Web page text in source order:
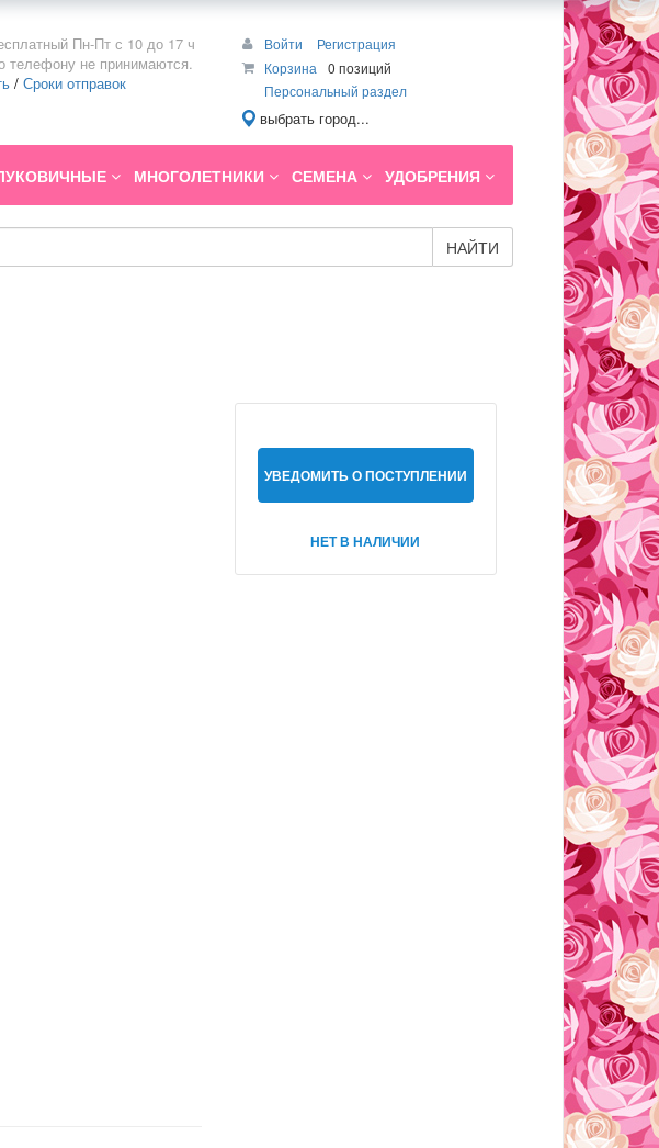
Пн-Пт с 10 до 17 ч
телефону не принимаются.
/ Сроки отправок
Войти
Регистрация
Корзина
0 позиций
Персональный раздел
выбрать город...
МНОГОЛЕТНИКИ СЕМЕНА УДОБРЕНИЯ
НАЙТИ
УВЕДОМИТЬ О ПОСТУПЛЕНИИ
НЕТ В НАЛИЧИИ